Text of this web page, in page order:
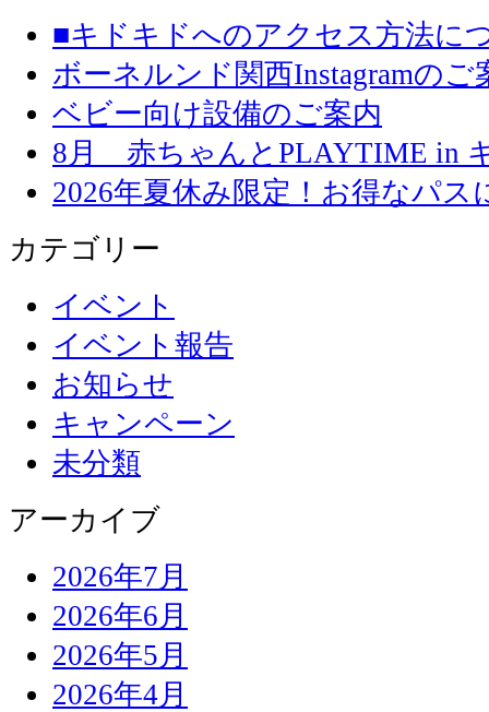
■キドキドへのアクセス方法に
ボーネルンド関西Instagramのご
ベビー向け設備のご案内
8月 赤ちゃんとPLAYTIME in
2026年夏休み限定！お得なパス
カテゴリー
イベント
イベント報告
お知らせ
キャンペーン
未分類
アーカイブ
2026年7月
2026年6月
2026年5月
2026年4月